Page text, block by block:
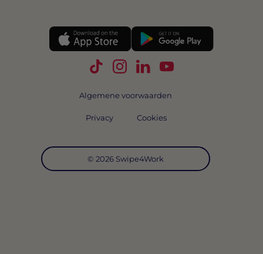
Volg Swipe4Work op TikTok
Volg Swipe4Work op
Volg Swipe4Work op
Volg Swipe4Work
© 2026 Swipe4Work
Algemene voorwaarden
Privacy Cookies